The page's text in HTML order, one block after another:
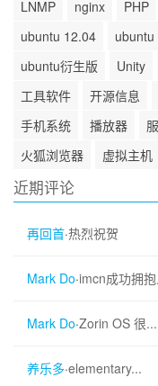
LNMP
nginx PHP
ubuntu 12.04
ubuntu衍生版
Unity
工具软件
开源信息
手机系统
播放器
火狐浏览器
虚拟主机
近期评论
再回首·热烈祝贺
Mark Do·imcn成功拥
Mark Do·Zorin OS 很...
养乐多·elementary...